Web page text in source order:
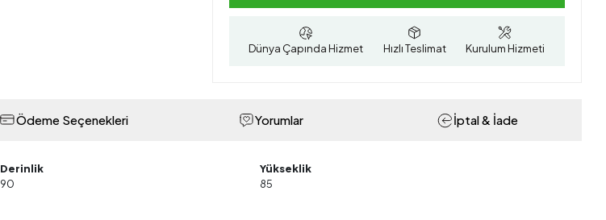
Dünya Çapında Hizmet Hızlı Teslimat Kurulum Hizmeti
Ödeme Seçenekleri Yorumlar İptal & İade
Derinlik
Yükseklik
90 85